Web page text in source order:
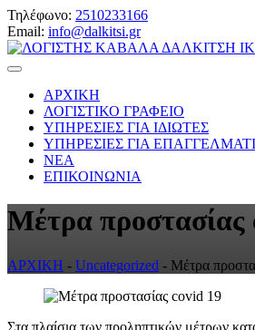
Τηλέφωνο: 2510233166
Email: info@dalkitsi.gr
ΑΡΧΙΚΗ
ΛΟΓΙΣΤΙΚΟ ΓΡΑΦΕΙΟ
ΥΠΗΡΕΣΙΕΣ ΓΙΑ ΙΔΙΩΤΕΣ
ΥΠΗΡΕΣΙΕΣ ΓΙΑ
ΝΕΑ
ΕΠΙΚΟΙΝΩΝΙΑ
Μέτρα προστασίας
ΑΡΧΙΚΗ - Uncategorized - Μέτρα
Στα πλαίσια των προληπτικών μέτρων